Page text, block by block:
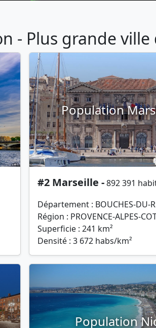
- Plus grande ville
Population
#2 Marseille -892 391
Département : BOUCHES-DU-
Région : PROVENCE-ALPES-
Superficie : 241 km²
Densité : 3 672 habs/km²
Population